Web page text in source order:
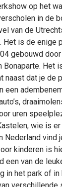
op het
in de
van de
Het is de enige
gebouwd
Bonaparte. Het
naast dat je de
een
uren
wie is
Nederland vind
kinderen is
een van de
in het park of